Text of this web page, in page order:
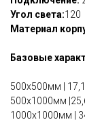
Угол света:120
Материал
Базовые
500х500мм |
500x1000мм
1000x1000мм |